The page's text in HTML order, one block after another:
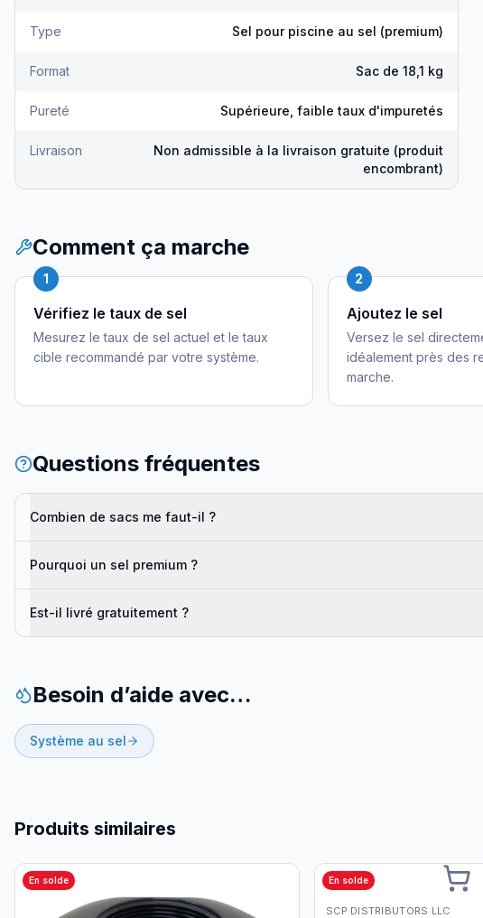
Type Sel pour piscine au sel (premium)
Format Sac de 18,1 kg
Pureté Supérieure, faible taux d'impuretés
Livraison
Non admissible à la livraison gratuite (produit
encombrant)
Comment ça marche
1
Vérifiez le taux de sel
Mesurez le taux de sel actuel et le taux
cible recommandé par votre système.
2
Ajoutez le sel
Versez le sel
idéalement près des
marche.
Questions fréquentes
Combien de sacs me faut-il ?
Pourquoi un sel premium ?
Est-il livré gratuitement ?
Besoin d’aide avec…
Système au sel
Produits similaires
En solde En solde
SCP DISTRIBUTORS LLC